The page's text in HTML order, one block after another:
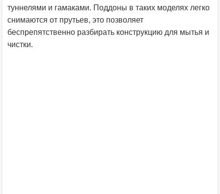
туннелями и гамаками. Поддоны в таких моделях легко
снимаются от прутьев, это позволяет
беспрепятственно разбирать конструкцию для мытья и
чистки.